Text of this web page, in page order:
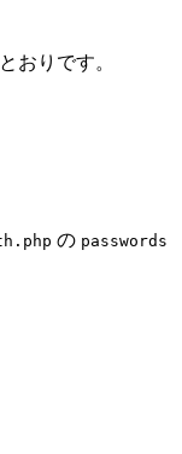
おりです。
の passwords